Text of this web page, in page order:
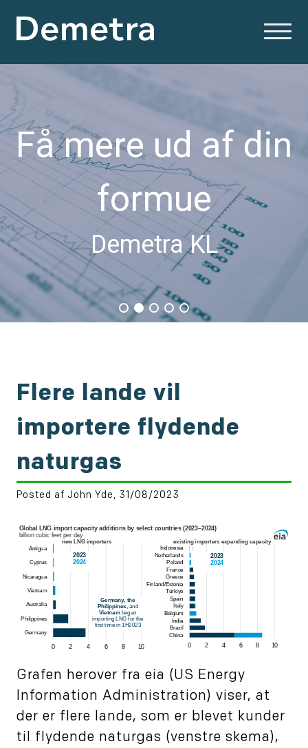
Få mere ud af din
formue
Demetra KL
Flere lande vil
importere flydende
naturgas
Posted af John Yde, 31/08/2023
Grafen herover fra eia (US Energy
Information Administration) viser, at
der er flere lande, som er blevet kunder
til flydende naturgas (venstre skema),